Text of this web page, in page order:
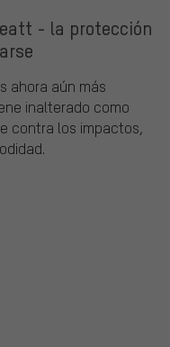
- la protección
ahora aún más
inalterado como
contra los impactos,